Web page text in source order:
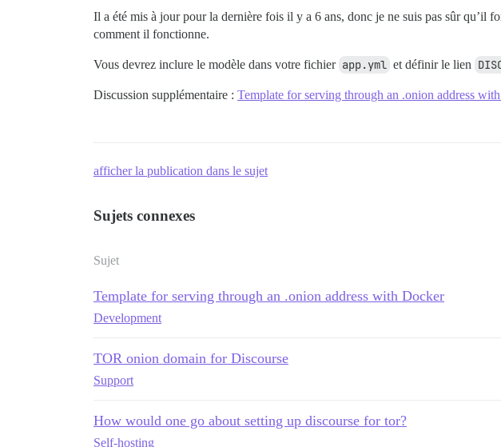
Il a été mis à jour pour la dernière fois il y a 6 ans, donc je ne suis pas sûr qu’il
comment il fonctionne.
Vous devrez inclure le modèle dans votre fichier app.yml et définir le lien
Discussion supplémentaire : Template for serving through an .onion address
afficher la publication dans le sujet
Sujets connexes
Sujet
Template for serving through an .onion address with Docker
Development
TOR onion domain for Discourse
Support
How would one go about setting up discourse for tor?
Self-hosting